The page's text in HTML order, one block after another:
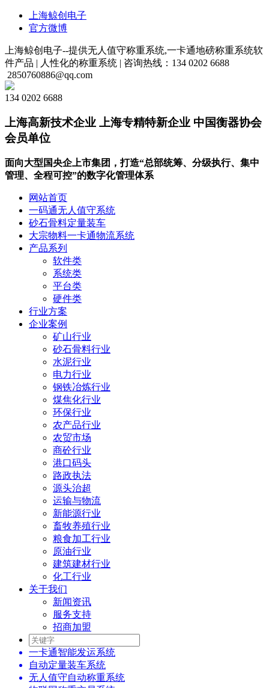
上海鲸创电子
官方微博
上海鲸创电子--提供无人值守称重系统,一卡通地磅称重系统软
件产品 | 人性化的称重系统 | 咨询热线：134 0202 6688
2850760886@qq.com
134 0202 6688
上海高新技术企业 上海专精特新企业 中国衡器协会
会员单位
面向大型国央企上市集团，打造“总部统筹、分级执行、集中
管理、全程可控”的数字化管理体系
网站首页
一码通无人值守系统
砂石骨料定量装车
大宗物料一卡通物流系统
产品系列
软件类
系统类
平台类
硬件类
行业方案
企业案例
矿山行业
砂石骨料行业
水泥行业
电力行业
钢铁冶炼行业
煤焦化行业
环保行业
农产品行业
农贸市场
商砼行业
港口码头
路政执法
源头治超
运输与物流
新能源行业
畜牧养殖行业
粮食加工行业
原油行业
建筑建材行业
化工行业
关于我们
新闻资讯
服务支持
招商加盟
一卡通智能发运系统
自动定量装车系统
无人值守自动称重系统